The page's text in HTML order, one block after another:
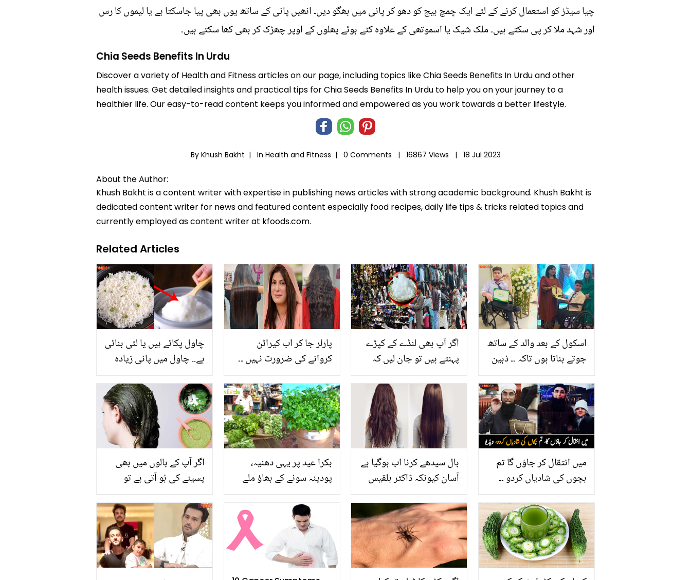
چیا سیڈز کو استعمال کرنے کے لئے ایک چمچ بیج کو دھو کر پانی میں بھگو دیں۔ انھیں پانی کے ساتھ یوں بھی پیا جاسکتا ہے یا لیموں کا رس
اور شہد ملا کر پی سکتے ہیں۔ ملک شیک یا اسموتھی کے علاوہ کٹے ہوئے پھلوں کے اوپر چھڑک کر بھی کھا سکتے ہیں۔
Chia Seeds Benefits In Urdu
Discover a variety of Health and Fitness articles on our page, including topics like Chia Seeds Benefits In Urdu and other
health issues. Get detailed insights and practical tips for Chia Seeds Benefits In Urdu to help you on your journey to a
healthier life. Our easy-to-read content keeps you informed and empowered as you work towards a better lifestyle.
By Khush Bakht | In Health and Fitness | 0 Comments | 16867 Views | 18 Jul 2023
About the Author:
Khush Bakht is a content writer with expertise in publishing news articles with strong academic background. Khush Bakht is
dedicated content writer for news and featured content especially food recipes, daily life tips & tricks related topics and
currently employed as content writer at kfoods.com.
Related Articles
چاول پکائے ہیں یا لئی بنائی
ہے.. چاول میں پانی زیادہ
میں کیسے ٹھیک کریں؟ 5
آزمودہ ٹوٹکے
پارلر جا کر اب کیراٹن
کروانے کی ضرورت نہیں ۔۔
گھنگریالے بالوں کو سیدھا
اور نرم و ملائم بنانے کا
طریقہ
اگر آپ بھی لنڈے کے کپڑے
پہنتے ہیں تو جان لیں کہ
کیوں پھینک دیتے ہیں اور
انہیں کافور سے دھونا کیوں
ضروری ہے؟
اسکول کے بعد والد کے ساتھ
جوتے بناتا ہوں تاکہ ۔۔ ذہین
میں پنجاب بھر میں پہلی
پوزیشن حاصل کرلی
اگر آپ کے بالوں میں بھی
پسینے کی بُو آتی ہے تو
بنانے کا طریقہ جو منٹوں
میں پسینے کی بُو غائب
کرے اور بالوں کو بنائے
لچکدار
بکرا عید پر یہی دھنیہ،
پودینہ سونے کے بھاؤ ملے
سبزیوں کو گھر میں ہی
کیسے اگائیں؟
بال سیدھے کرنا اب ہوگیا ہے
آسان کیونکہ ڈاکٹر بلقیس
منٹ میں بالوں کو سیدھا
کردے
میں انتقال کر جاؤں گا تم
بچوں کی شادیاں کردو ۔۔
کی بیوی کو کونسی وصیت
یاد آ جاتی ہے جو انہیں
شوہر کے آخری الفاظ کے
طور پر یاد ہے؟ ویڈیو